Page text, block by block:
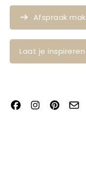
Afspraak
Laat je